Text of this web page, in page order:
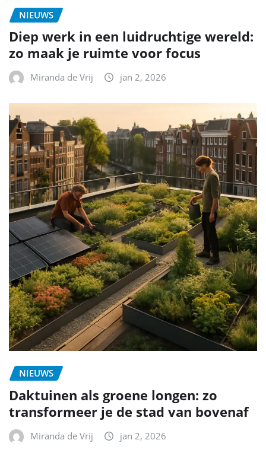
NIEUWS
Diep werk in een luidruchtige wereld:
zo maak je ruimte voor focus
Miranda de Vrij jan 2, 2026
NIEUWS
Daktuinen als groene longen: zo
transformeer je de stad van bovenaf
Miranda de Vrij jan 2, 2026